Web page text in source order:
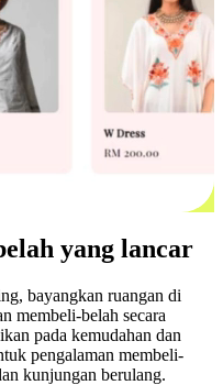
yang lancar
bayangkan ruangan di
membeli-belah secara
pada kemudahan dan
pengalaman membeli-
kunjungan berulang.